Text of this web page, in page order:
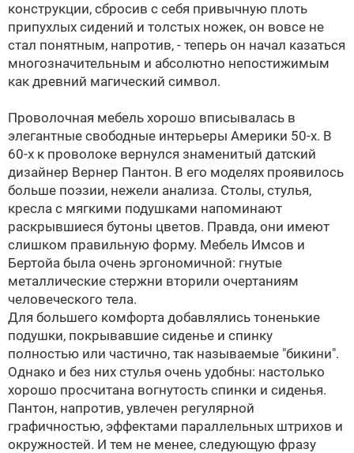
конструкции, сбросив с себя привычную плоть
припухлых сидений и толстых ножек, он вовсе не
стал понятным, напротив, - теперь он начал казаться
многозначительным и абсолютно непостижимым
как древний магический символ.
Проволочная мебель хорошо вписывалась в
элегантные свободные интерьеры Америки 50-х. В
60-х к проволоке вернулся знаменитый датский
дизайнер Вернер Пантон. В его моделях проявилось
больше поэзии, нежели анализа. Столы, стулья,
кресла с мягкими подушками напоминают
раскрывшиеся бутоны цветов. Правда, они имеют
слишком правильную форму. Мебель Имсов и
Бертойа была очень эргономичной: гнутые
металлические стержни вторили очертаниям
человеческого тела.
Для большего комфорта добавлялись тоненькие
подушки, покрывавшие сиденье и спинку
полностью или частично, так называемые "бикини".
Однако и без них стулья очень удобны: настолько
хорошо просчитана вогнутость спинки и сиденья.
Пантон, напротив, увлечен регулярной
графичностью, эффектами параллельных штрихов и
окружностей. И тем не менее, следующую фразу